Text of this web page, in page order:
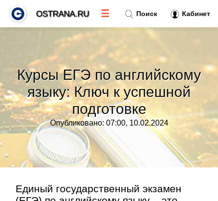
Курсы ЕГЭ по английскому
языку: Ключ к успешной
подготовке
Опубликовано: 07:00, 10.02.2024
Единый государственный экзамен
Поиск Кабинет
OSTRANA.RU ☰
Тренды новостей »
Рубрики»
Правила
Контакт»